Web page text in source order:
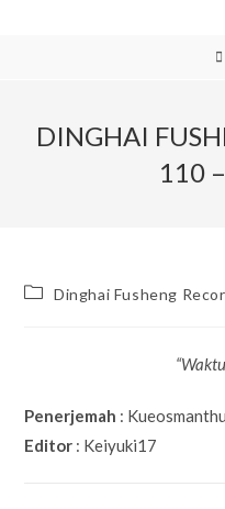
DINGHAI
110
PostDinghai Fusheng
Penerjemah :
Editor : Keiyuki17